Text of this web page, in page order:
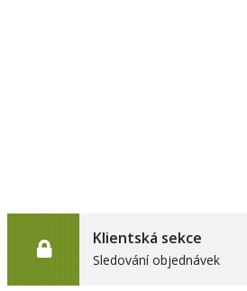
Klientská sekce
Sledování objednávek